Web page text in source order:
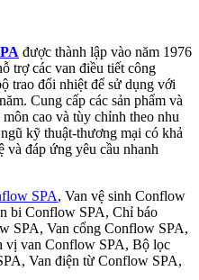
được thành lập vào năm 1976
trợ các van điều tiết công
trao đổi nhiệt để sử dụng với
Cung cấp các sản phẩm và
cao và tùy chỉnh theo nhu
kỹ thuật-thương mại có khả
và đáp ứng yêu cầu nhanh
SPA, Van vệ sinh Conflow
bi Conflow SPA, Chỉ báo
SPA, Van cổng Conflow SPA,
vị van Conflow SPA, Bộ lọc
Van điện từ Conflow SPA,